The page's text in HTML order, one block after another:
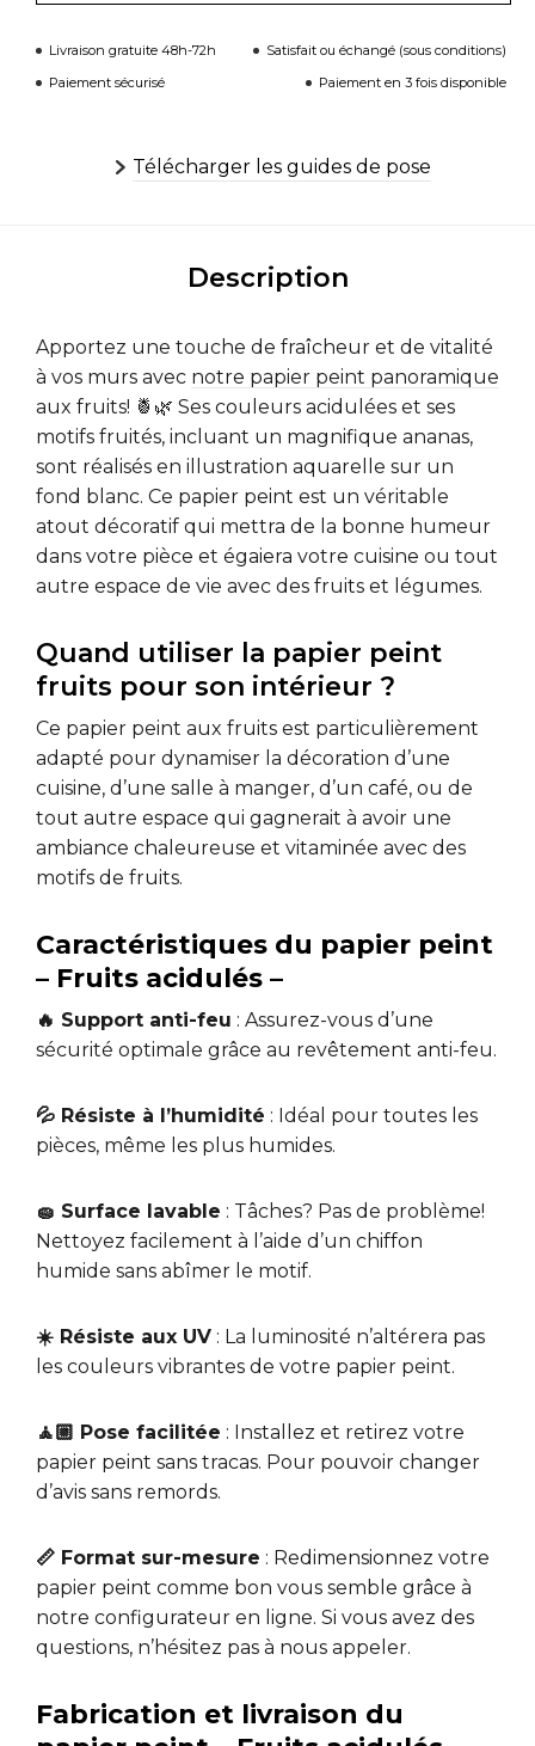
Livraison gratuite 48h-72h
Satisfait ou échangé (sous conditions)
Paiement sécurisé
Paiement en 3 fois disponible
Télécharger les guides de pose
Description
Apportez une touche de fraîcheur et de vitalité
à vos murs avec notre papier peint panoramique
aux fruits! 🍍🌿 Ses couleurs acidulées et ses
motifs fruités, incluant un magnifique ananas,
sont réalisés en illustration aquarelle sur un
fond blanc. Ce papier peint est un véritable
atout décoratif qui mettra de la bonne humeur
dans votre pièce et égaiera votre cuisine ou tout
autre espace de vie avec des fruits et légumes.
Quand utiliser la papier peint
fruits pour son intérieur ?
Ce papier peint aux fruits est particulièrement
adapté pour dynamiser la décoration d’une
cuisine, d’une salle à manger, d’un café, ou de
tout autre espace qui gagnerait à avoir une
ambiance chaleureuse et vitaminée avec des
motifs de fruits.
Caractéristiques du papier peint
– Fruits acidulés –
🔥 Support anti-feu : Assurez-vous d’une
sécurité optimale grâce au revêtement anti-feu.
💦 Résiste à l’humidité : Idéal pour toutes les
pièces, même les plus humides.
🧽 Surface lavable : Tâches? Pas de problème!
Nettoyez facilement à l’aide d’un chiffon
humide sans abîmer le motif.
☀️ Résiste aux UV : La luminosité n’altérera pas
les couleurs vibrantes de votre papier peint.
🧘🏼 Pose facilitée : Installez et retirez votre
papier peint sans tracas. Pour pouvoir changer
d’avis sans remords.
📏 Format sur-mesure : Redimensionnez votre
papier peint comme bon vous semble grâce à
notre configurateur en ligne. Si vous avez des
questions, n’hésitez pas à nous appeler.
Fabrication et livraison du